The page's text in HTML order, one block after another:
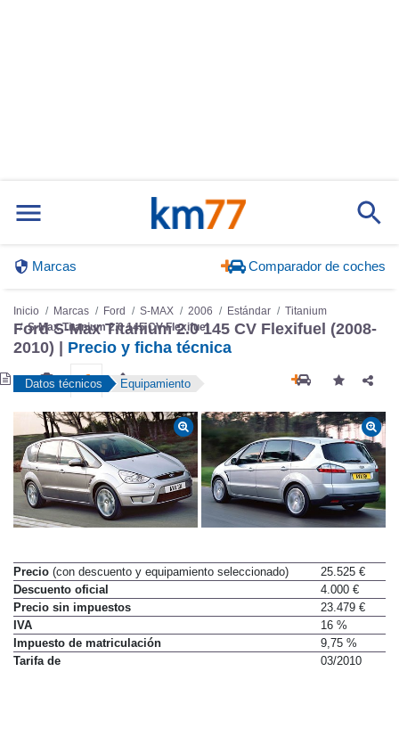
Marcas Comparador de coches
Inicio Marcas Ford S-MAX 2006 Estándar
Titanium
S-Max Titanium 2.0 145 CV Flexifuel
Ford S-Max Titanium 2.0 145 CV Flexifuel (2008-
2010) | Precio y ficha técnica
Datos técnicos Equipamiento
Precio (con descuento y equipamiento seleccionado)
25.525 €
Descuento oficial
4.000 €
Precio sin impuestos
23.479 €
IVA
16 %
Impuesto de matriculación
9,75 %
Tarifa de
03/2010